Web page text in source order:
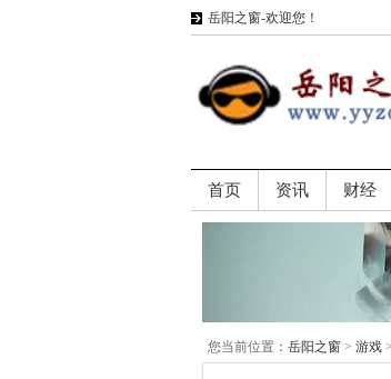
岳阳之窗-欢迎您！
首页 资讯 财经
您当前位置： 岳阳之窗 > 游戏